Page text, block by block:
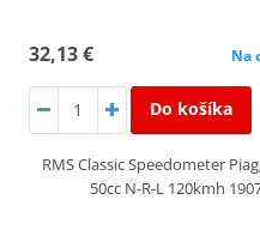
32,13 € Na
Do košíka
RMS Classic Speedometer
50cc N-R-L 120kmh